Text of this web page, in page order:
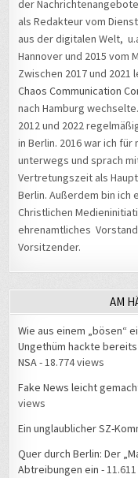
der
als Redakteur vom
aus der digitalen Welt,
Hannover und 2015 vom
Zwischen 2017 und
Chaos Communication
nach Hamburg
2012 und 2022
in Berlin. 2016 war ich
unterwegs und sprach
Vertretungszeit als
Berlin. Außerdem bin
Christlichen
ehrenamtliches
Vorsitzender.
AM
Wie aus einem „bösen“
Ungethüm hackte
NSA- 18.774 views
Fake News leicht
views
Ein unglaublicher SZ-
Quer durch Berlin: Der
Abtreibungen ein -